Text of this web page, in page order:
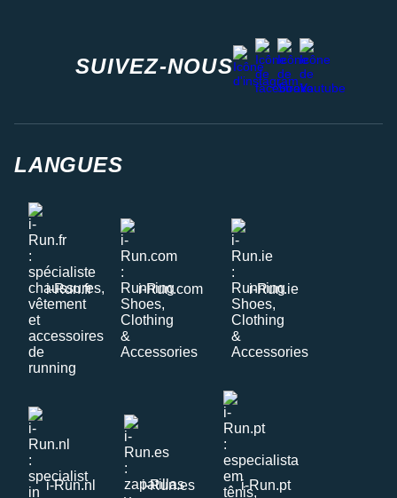
SUIVEZ-NOUS
instagram
facebook
stravayoutube
LANGUES
i-Run.fr i-Run.com i-Run.ie
i-Run.nl i-Run.es i-Run.pt